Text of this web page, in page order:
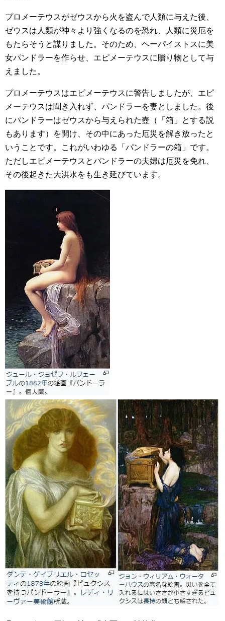
プロメーテウスがゼウスから火を盗んで人類に与えた後、
ゼウスは人類が神々より強くなるのを恐れ、人類に災厄を
もたらそうと謀りました。そのため、ヘーパイストスに美
女パンドラーを作らせ、エピメーテウスに贈り物として与
えました。
プロメーテウスはエピメーテウスに警告しましたが、エピ
メーテウスは聞き入れず、パンドラーを妻としました。後
にパンドラーはゼウスから与えられた壺（「箱」とする説
もあります）を開け、その中にあった厄災を解き放ったと
いうことです。これがいわゆる「パンドラーの箱」です。
ただしエピメーテウスとパンドラーの夫婦は厄災を免れ、
その後起きた大洪水をも生き延びています。